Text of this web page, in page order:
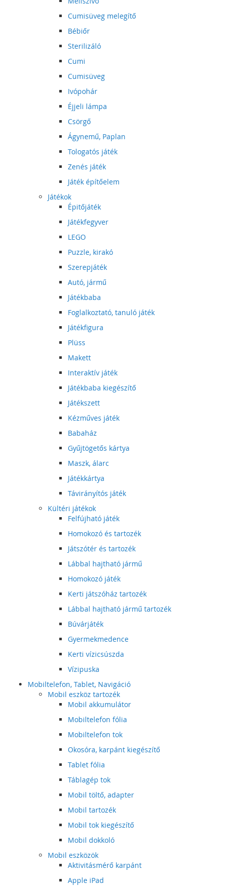
Cumisüveg melegítő
Bébiőr
Sterilizáló
Cumi
Cumisüveg
Ivópohár
Éjjeli lámpa
Csörgő
Ágynemű, Paplan
Tologatós játék
Zenés játék
Játék építőelem
Játékok
Épitőjáték
Játékfegyver
LEGO
Puzzle, kirakó
Szerepjáték
Autó, jármű
Játékbaba
Foglalkoztató, tanuló játék
Játékfigura
Plüss
Makett
Interaktív játék
Játékbaba kiegészítő
Játékszett
Kézműves játék
Babaház
Gyűjtögetős kártya
Maszk, álarc
Játékkártya
Távirányítós játék
Kültéri játékok
Felfújható játék
Homokozó és tartozék
Játszótér és tartozék
Lábbal hajtható jármű
Homokozó játék
Kerti játszóház tartozék
Lábbal hajtható jármű tartozék
Búvárjáték
Gyermekmedence
Kerti vízicsúszda
Vízipuska
Mobiltelefon, Tablet, Navigáció
Mobil eszköz tartozék
Mobil akkumulátor
Mobiltelefon fólia
Mobiltelefon tok
Okosóra, karpánt kiegészítő
Tablet fólia
Táblagép tok
Mobil töltő, adapter
Mobil tartozék
Mobil tok kiegészítő
Mobil dokkoló
Mobil eszközök
Aktivitásmérő karpánt
Apple iPad